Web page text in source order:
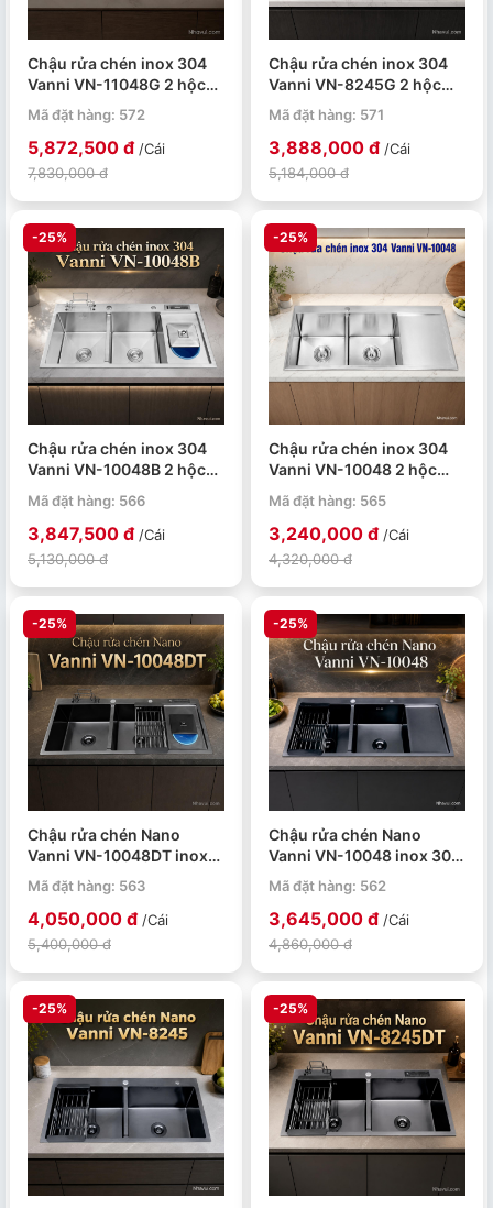
Chậu rửa chén inox 304
Vanni VN-11048G 2 hộc
dày 3.5mm
1100x480x240mm
Mã đặt hàng: 572
5,872,500 đ /Cái
7,830,000 đ
Chậu rửa chén inox 304
Vanni VN-8245G 2 hộc
dày 3.5mm
820x450x230mm
Mã đặt hàng: 571
3,888,000 đ /Cái
5,184,000 đ
-25%
Chậu rửa chén inox 304
Vanni VN-10048B 2 hộc
Mã đặt hàng: 566
3,847,500 đ /Cái
5,130,000 đ
-25%
Chậu rửa chén inox 304
Vanni VN-10048 2 hộc
Mã đặt hàng: 565
3,240,000 đ /Cái
4,320,000 đ
-25%
Chậu rửa chén Nano
Vanni VN-10048DT inox
304 2 hộc
1000x480x230mm
Mã đặt hàng: 563
4,050,000 đ /Cái
5,400,000 đ
-25%
Chậu rửa chén Nano
Vanni VN-10048 inox 304
2 hộc 1000x480x230mm
Mã đặt hàng: 562
3,645,000 đ /Cái
4,860,000 đ
-25% -25%